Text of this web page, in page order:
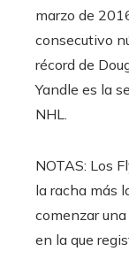
marzo de
consecutivo
récord de
Yandle es la
NHL.
NOTAS: Los
la racha más
comenzar
en la que